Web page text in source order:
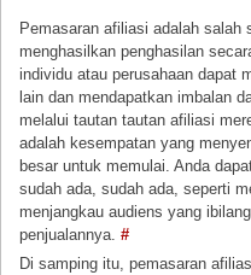
Pemasaran afiliasi adalah
menghasilkan penghasilan
individu atau perusahaan dapat
lain dan mendapatkan imbalan
melalui tautan tautan afiliasi
adalah kesempatan yang
besar untuk memulai. Anda
sudah ada, sudah ada, seperti
menjangkau audiens yang
penjualannya.#
Di samping itu, pemasaran